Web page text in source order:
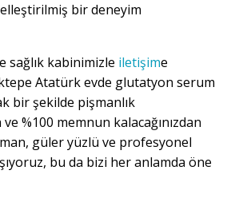
bir deneyim
sağlık kabinimizle iletişime
Atatürk evde glutatyon serum
bir şekilde pişmanlık
ve %100 memnun kalacağınızdan
güler yüzlü ve profesyonel
bu da bizi her anlamda öne